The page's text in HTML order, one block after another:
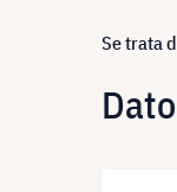
Se trata